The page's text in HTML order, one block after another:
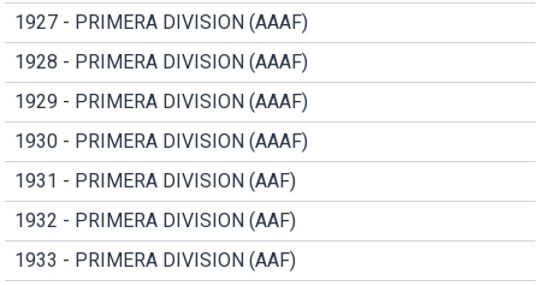
1927 - PRIMERA DIVISION (AAAF)
1928 - PRIMERA DIVISION (AAAF)
1929 - PRIMERA DIVISION (AAAF)
1930 - PRIMERA DIVISION (AAAF)
1931 - PRIMERA DIVISION (AAF)
1932 - PRIMERA DIVISION (AAF)
1933 - PRIMERA DIVISION (AAF)